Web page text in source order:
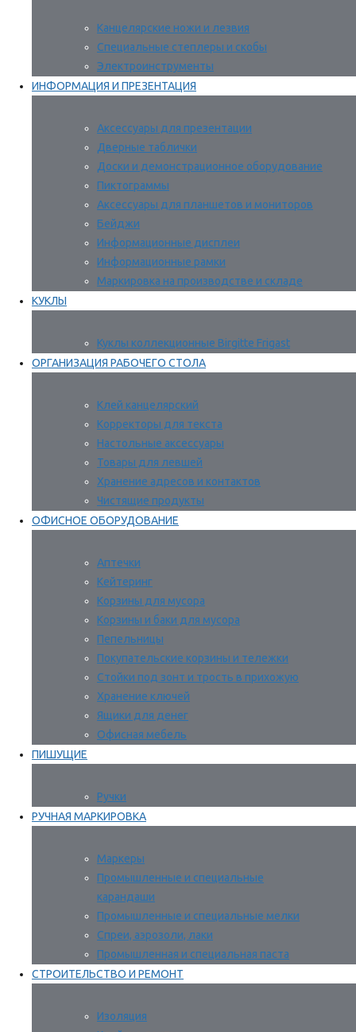
Канцелярские ножи и лезвия
Специальные степлеры и скобы
Электроинструменты
ИНФОРМАЦИЯ И ПРЕЗЕНТАЦИЯ
Аксессуары для презентации
Дверные таблички
Доски и демонстрационное оборудование
Пиктограммы
Аксессуары для планшетов и мониторов
Бейджи
Информационные дисплеи
Информационные рамки
Маркировка на производстве и складе
КУКЛЫ
Куклы коллекционные Birgitte Frigast
ОРГАНИЗАЦИЯ РАБОЧЕГО СТОЛА
Клей канцелярский
Корректоры для текста
Настольные аксессуары
Товары для левшей
Хранение адресов и контактов
Чистящие продукты
ОФИСНОЕ ОБОРУДОВАНИЕ
Аптечки
Кейтеринг
Корзины для мусора
Корзины и баки для мусора
Пепельницы
Покупательские корзины и тележки
Стойки под зонт и трость в прихожую
Хранение ключей
Ящики для денег
Офисная мебель
ПИШУЩИЕ
Ручки
РУЧНАЯ МАРКИРОВКА
Маркеры
Промышленные и специальные
карандаши
Промышленные и специальные мелки
Спреи, аэрозоли, лаки
Промышленная и специальная паста
СТРОИТЕЛЬСТВО И РЕМОНТ
Изоляция